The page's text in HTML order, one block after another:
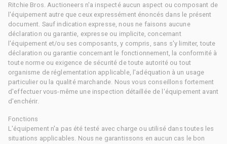
Ritchie Bros. Auctioneers n'a inspecté aucun aspect ou composant de
l'équipement autre que ceux expressément énoncés dans le présent
document. Sauf indication expresse, nous ne faisons aucune
déclaration ou garantie, expresse ou implicite, concernant
l'équipement et/ou ses composants, y compris, sans s'y limiter, toute
déclaration ou garantie concernant le fonctionnement, la conformité à
toute norme ou exigence de sécurité de toute autorité ou tout
organisme de réglementation applicable, l'adéquation à un usage
particulier ou la qualité marchande. Nous vous conseillons fortement
d'effectuer vous-même une inspection détaillée de l'équipement avant
d'enchérir.
Fonctions
L'équipement n'a pas été testé avec charge ou utilisé dans toutes les
situations applicables. Nous ne garantissons en aucun cas le bon